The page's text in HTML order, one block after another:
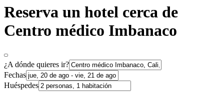
Reserva un hotel cerca de
Centro médico Imbanaco
¿A dónde quieres ir?
Fechas
Huéspedes